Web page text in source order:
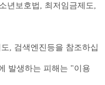
년보호법, 최저임금제도,
, 검색엔진등을 참조하십
발생하는 피해는 "이용